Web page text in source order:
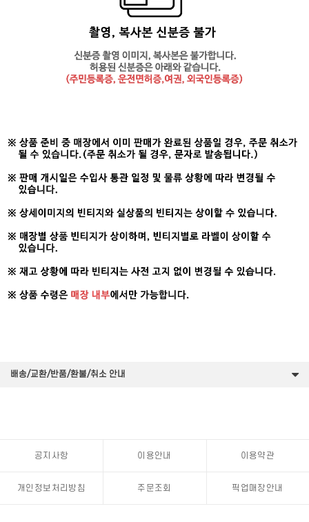
배송/교환/반품/환불/취소 안내
공지사항 이용안내 이용약관
개인정보처리방침 주문조회 픽업매장안내